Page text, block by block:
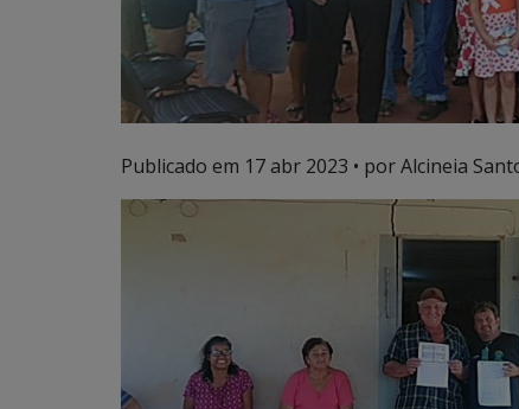
Publicado em 17 abr 2023 • por Alcineia